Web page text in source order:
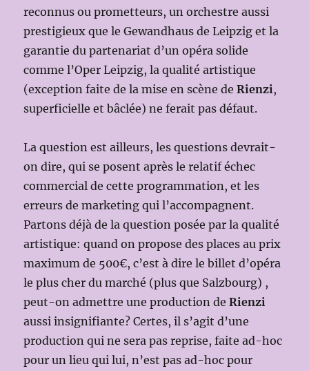
reconnus ou prometteurs, un orchestre aussi
prestigieux que le Gewandhaus de Leipzig et la
garantie du partenariat d’un opéra solide
comme l’Oper Leipzig, la qualité artistique
(exception faite de la mise en scène deRienzi ,
superficielle et bâclée) ne ferait pas défaut.
La question est ailleurs, les questions devrait-
on dire, qui se posent après le relatif échec
commercial de cette programmation, et les
erreurs de marketing qui l’accompagnent.
Partons déjà de la question posée par la qualité
artistique: quand on propose des places au prix
maximum de 500€, c’est à dire le billet d’opéra
le plus cher du marché (plus que Salzbourg) ,
peut-on admettre une production deRienzi
aussi insignifiante? Certes, il s’agit d’une
production qui ne sera pas reprise, faite ad-hoc
pour un lieu qui lui, n’est pas ad-hoc pour